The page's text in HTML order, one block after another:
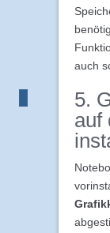
auch
5.
auf